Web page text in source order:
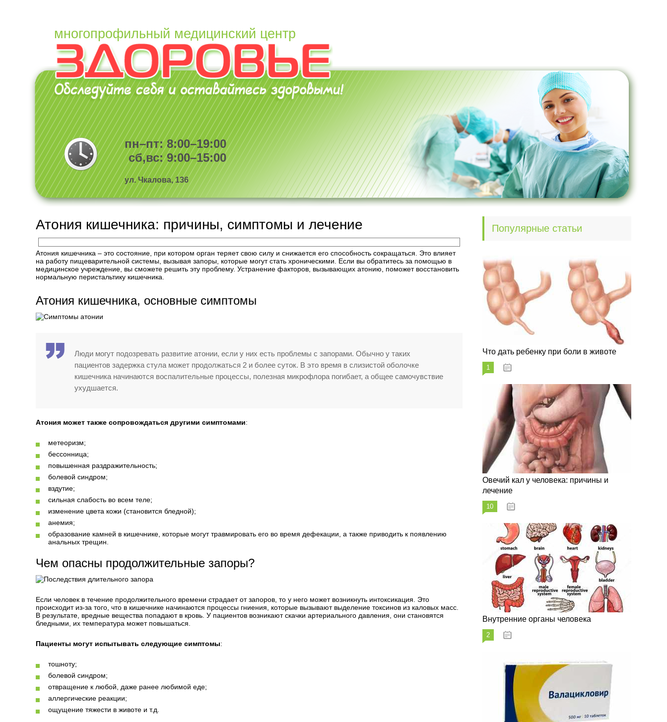
многопрофильный медицинский центр
пн–пт: 8:00–19:00
сб,вс: 9:00–15:00
ул. Чкалова, 136
Атония кишечника: причины, симптомы и лечение
Атония кишечника – это состояние, при котором орган теряет свою силу и снижается его способность сокращаться. Это влияет
на работу пищеварительной системы, вызывая запоры, которые могут стать хроническими. Если вы обратитесь за помощью в
медицинское учреждение, вы сможете решить эту проблему. Устранение факторов, вызывающих атонию, поможет восстановить
нормальную перистальтику кишечника.
Атония кишечника, основные симптомы
Люди могут подозревать развитие атонии, если у них есть проблемы с запорами. Обычно у таких
пациентов задержка стула может продолжаться 2 и более суток. В это время в слизистой оболочке
кишечника начинаются воспалительные процессы, полезная микрофлора погибает, а общее самочувствие
ухудшается.
Атония может также сопровождаться другими симптомами:
метеоризм;
бессонница;
повышенная раздражительность;
болевой синдром;
вздутие;
сильная слабость во всем теле;
изменение цвета кожи (становится бледной);
анемия;
образование камней в кишечнике, которые могут травмировать его во время дефекации, а также приводить к появлению
анальных трещин.
Чем опасны продолжительные запоры?
Если человек в течение продолжительного времени страдает от запоров, то у него может возникнуть интоксикация. Это
происходит из-за того, что в кишечнике начинаются процессы гниения, которые вызывают выделение токсинов из каловых масс.
В результате, вредные вещества попадают в кровь. У пациентов возникают скачки артериального давления, они становятся
бледными, их температура может повышаться.
Пациенты могут испытывать следующие симптомы:
тошноту;
болевой синдром;
отвращение к любой, даже ранее любимой еде;
аллергические реакции;
ощущение тяжести в животе и т.д.
Популярные статьи
Что дать ребенку при боли в животе
1
Овечий кал у человека: причины и
лечение
10
Внутренние органы человека
2